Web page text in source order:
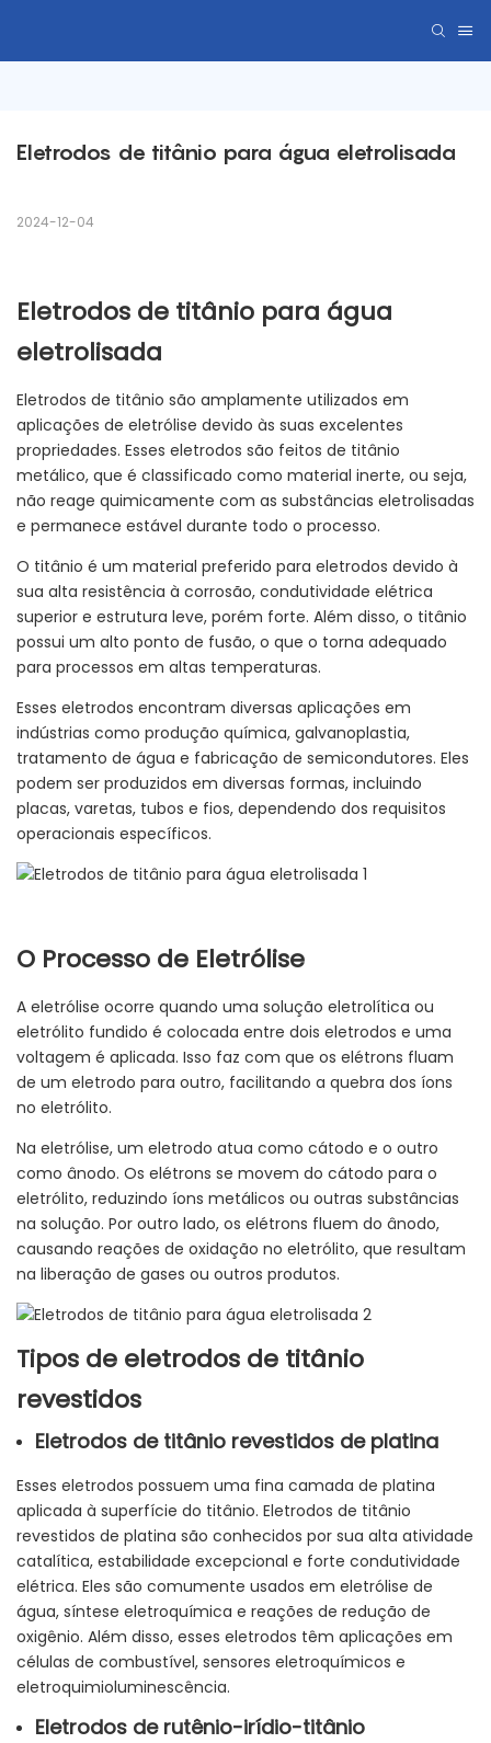
Eletrodos de titânio para água eletrolisada
2024-12-04
Eletrodos de titânio para água
eletrolisada
Eletrodos de titânio são amplamente utilizados em
aplicações de eletrólise devido às suas excelentes
propriedades. Esses eletrodos são feitos de titânio
metálico, que é classificado como material inerte, ou seja,
não reage quimicamente com as substâncias eletrolisadas
e permanece estável durante todo o processo.
O titânio é um material preferido para eletrodos devido à
sua alta resistência à corrosão, condutividade elétrica
superior e estrutura leve, porém forte. Além disso, o titânio
possui um alto ponto de fusão, o que o torna adequado
para processos em altas temperaturas.
Esses eletrodos encontram diversas aplicações em
indústrias como produção química, galvanoplastia,
tratamento de água e fabricação de semicondutores. Eles
podem ser produzidos em diversas formas, incluindo
placas, varetas, tubos e fios, dependendo dos requisitos
operacionais específicos.
O Processo de Eletrólise
A eletrólise ocorre quando uma solução eletrolítica ou
eletrólito fundido é colocada entre dois eletrodos e uma
voltagem é aplicada. Isso faz com que os elétrons fluam
de um eletrodo para outro, facilitando a quebra dos íons
no eletrólito.
Na eletrólise, um eletrodo atua como cátodo e o outro
como ânodo. Os elétrons se movem do cátodo para o
eletrólito, reduzindo íons metálicos ou outras substâncias
na solução. Por outro lado, os elétrons fluem do ânodo,
causando reações de oxidação no eletrólito, que resultam
na liberação de gases ou outros produtos.
Tipos de eletrodos de titânio
revestidos
Eletrodos de titânio revestidos de platina
Esses eletrodos possuem uma fina camada de platina
aplicada à superfície do titânio. Eletrodos de titânio
revestidos de platina são conhecidos por sua alta atividade
catalítica, estabilidade excepcional e forte condutividade
elétrica. Eles são comumente usados ​​em eletrólise de
água, síntese eletroquímica e reações de redução de
oxigênio. Além disso, esses eletrodos têm aplicações em
células de combustível, sensores eletroquímicos e
eletroquimioluminescência.
Eletrodos de rutênio-irídio-titânio